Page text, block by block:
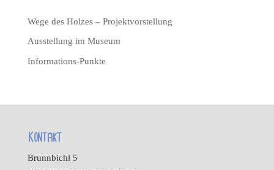
Wege des Holzes – Projektvorstellung
Ausstellung im Museum
Informations-Punkte
Kontakt
Brunnbichl 5